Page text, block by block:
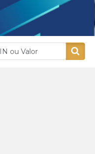
Aluminium Maroc